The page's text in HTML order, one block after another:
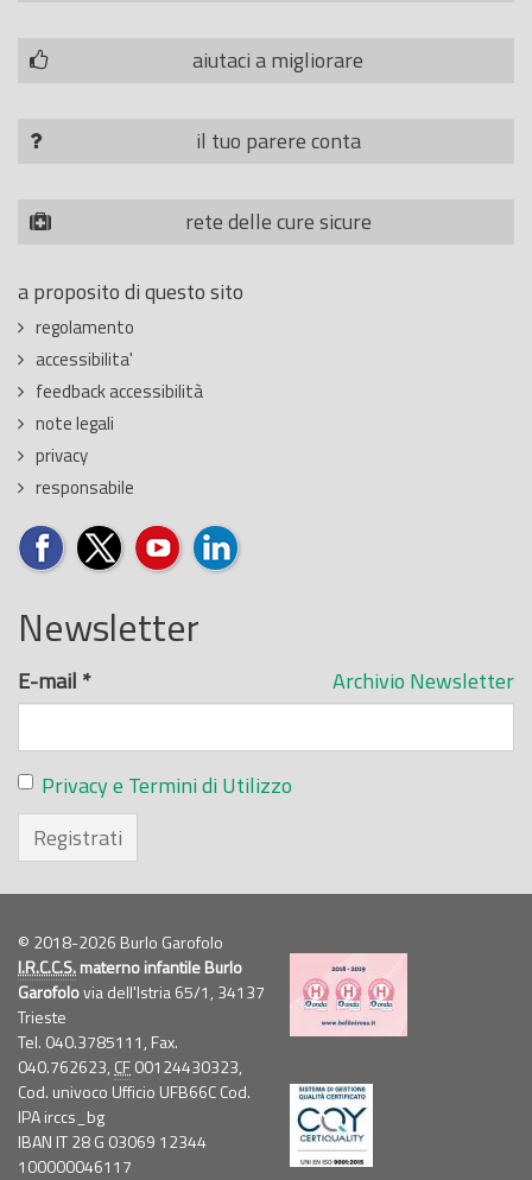
aiutaci a migliorare
il tuo parere conta
rete delle cure sicure
a proposito di questo sito
regolamento
accessibilita'
feedback accessibilità
note legali
privacy
responsabile
Newsletter
Archivio Newsletter
E-mail *
Privacy e Termini di Utilizzo
Registrati
© 2018-2026 Burlo Garofolo
I.R.C.C.S.materno infantile Burlo
Garofolovia dell'Istria 65/1, 34137
Trieste
Tel. 040.3785111, Fax.
040.762623, CF00124430323,
Cod. univoco Ufficio UFB66C Cod.
IPA irccs_bg
IBAN IT 28 G 03069 12344
100000046117